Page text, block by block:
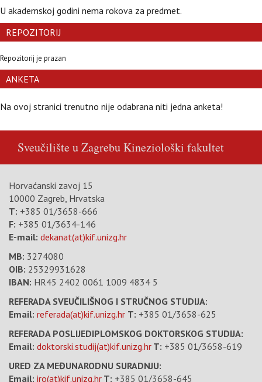
U akademskoj godini nema rokova za predmet.
REPOZITORIJ
Repozitorij je prazan
ANKETA
Na ovoj stranici trenutno nije odabrana niti jedna anketa!
Sveučilište u ZagrebuKineziološki fakultet
Horvaćanski zavoj 15
10000 Zagreb, Hrvatska
T: +385 01/3658-666
F: +385 01/3634-146
E-mail: dekanat(at)kif.unizg.hr
MB: 3274080
OIB: 25329931628
IBAN: HR45 2402 0061 1009 4834 5
REFERADA SVEUČILIŠNOG I STRUČNOG STUDIJA:
Email: referada(at)kif.unizg.hr T: +385 01/3658-625
REFERADA POSLIJEDIPLOMSKOG DOKTORSKOG STUDIJA:
Email: doktorski.studij(at)kif.unizg.hr T: +385 01/3658-619
URED ZA MEĐUNARODNU SURADNJU:
Email: iro(at)kif.unizg.hr T: +385 01/3658-645